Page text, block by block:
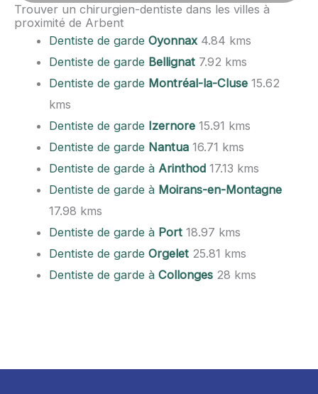
Trouver un chirurgien-dentiste dans les villes à
proximité de Arbent
Dentiste de gardeOyonnax4.84 kms
Dentiste de garde Bellignat 7.92 kms
Dentiste de garde Montréal-la-Cluse 15.62
kms
Dentiste de garde Izernore 15.91 kms
Dentiste de garde Nantua 16.71 kms
Dentiste de garde àArinthod 17.13 kms
Dentiste de garde à Moirans-en-Montagne
17.98 kms
Dentiste de garde à Port 18.97 kms
Dentiste de gardeOrgelet 25.81 kms
Dentiste de garde àCollonges 28 kms